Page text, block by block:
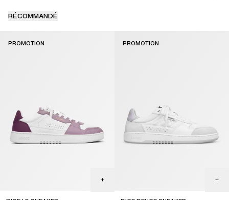
RÉCOMMANDÉ
PROMOTION PROMOTION